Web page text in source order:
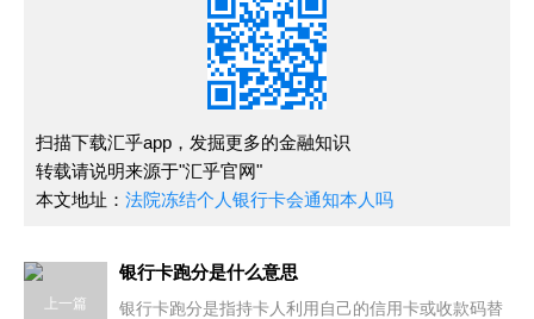
扫描下载汇乎app，发掘更多的金融知识
转载请说明来源于"汇乎官网"
本文地址： 法院冻结个人银行卡会通知本人吗
上一篇
银行卡跑分是什么意思
银行卡跑分是指持卡人利用自己的信用卡或收款码替